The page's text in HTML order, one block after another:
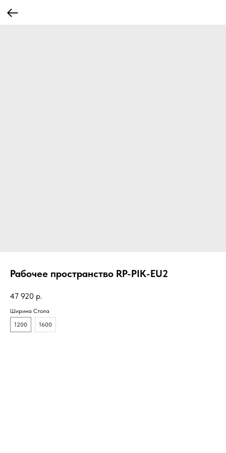
Рабочее пространство RP-PIK-EU2
47 920 р.
Ширина Стола
1200
1600